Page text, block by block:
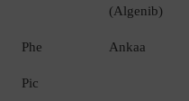
(Algenib)
Phe Ankaa
Pic